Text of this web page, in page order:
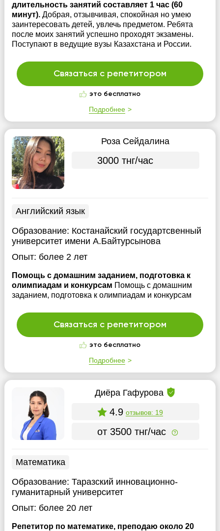
длительность занятий составляет 1 час (60
минут). Добрая, отзывчивая, спокойная но умею
заинтересовать детей, увлечь предметом. Ребята
после моих занятий успешно проходят экзамены.
Поступают в ведущие вузы Казахстана и России.
Связаться с репетитором
это бесплатно
Подробнее
Роза Сейдалина
3000 тнг/час
Английский язык
Образование: Костанайский государтсвенный
университет имени А.Байтурсынова
Опыт: более 2 лет
Помощь с домашним заданием, подготовка к
олимпиадам и конкурсам Помощь с домашним
заданием, подготовка к олимпиадам и конкурсам
Связаться с репетитором
это бесплатно
Подробнее
Диёра Гафурова
4.9 отзывов: 19
от 3500 тнг/час
Математика
Образование: Таразский инновационно-
гуманитарный университет
Опыт: более 20 лет
Репетитор по математике, преподаю около 20